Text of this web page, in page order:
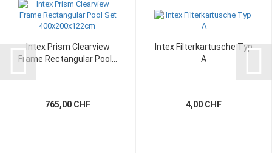
Intex Prism Clearview
Frame Rectangular Pool...
765,00 CHF
Intex Filterkartusche Typ
A
4,00 CHF